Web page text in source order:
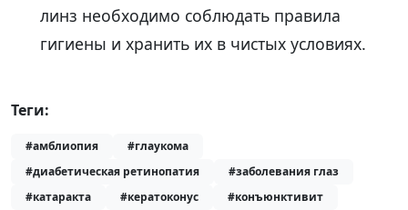
линз необходимо соблюдать правила
гигиены и хранить их в чистых условиях.
Теги:
#амблиопия
#глаукома
#диабетическая ретинопатия
#заболевания глаз
#катаракта
#кератоконус
#конъюнктивит